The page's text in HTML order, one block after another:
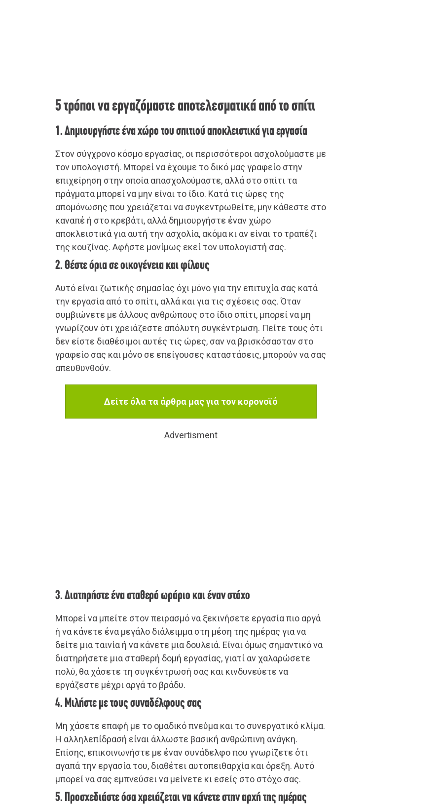
5 τρόποι να εργαζόμαστε αποτελεσματικά από το σπίτι
1. Δημιουργήστε ένα χώρο του σπιτιού αποκλειστικά για εργασία
Στον σύγχρονο κόσμο εργασίας, οι περισσότεροι ασχολούμαστε με
τον υπολογιστή. Μπορεί να έχουμε το δικό μας γραφείο στην
επιχείρηση στην οποία απασχολούμαστε, αλλά στο σπίτι τα
πράγματα μπορεί να μην είναι το ίδιο. Κατά τις ώρες της
απομόνωσης που χρειάζεται να συγκεντρωθείτε, μην κάθεστε στο
καναπέ ή στο κρεβάτι, αλλά δημιουργήστε έναν χώρο
αποκλειστικά για αυτή την ασχολία, ακόμα κι αν είναι το τραπέζι
της κουζίνας. Αφήστε μονίμως εκεί τον υπολογιστή σας.
2. Θέστε όρια σε οικογένεια και φίλους
Αυτό είναι ζωτικής σημασίας όχι μόνο για την επιτυχία σας κατά
την εργασία από το σπίτι, αλλά και για τις σχέσεις σας. Όταν
συμβιώνετε με άλλους ανθρώπους στο ίδιο σπίτι, μπορεί να μη
γνωρίζουν ότι χρειάζεστε απόλυτη συγκέντρωση. Πείτε τους ότι
δεν είστε διαθέσιμοι αυτές τις ώρες, σαν να βρισκόσασταν στο
γραφείο σας και μόνο σε επείγουσες καταστάσεις, μπορούν να σας
απευθυνθούν.
Δείτε όλα τα άρθρα μας για τον κορονοϊό
Advertisment
3. Διατηρήστε ένα σταθερό ωράριο και έναν στόχο
Μπορεί να μπείτε στον πειρασμό να ξεκινήσετε εργασία πιο αργά
ή να κάνετε ένα μεγάλο διάλειμμα στη μέση της ημέρας για να
δείτε μια ταινία ή να κάνετε μια δουλειά. Είναι όμως σημαντικό να
διατηρήσετε μια σταθερή δομή εργασίας, γιατί αν χαλαρώσετε
πολύ, θα χάσετε τη συγκέντρωσή σας και κινδυνεύετε να
εργάζεστε μέχρι αργά το βράδυ.
4. Μιλήστε με τους συναδέλφους σας
Μη χάσετε επαφή με το ομαδικό πνεύμα και το συνεργατικό κλίμα.
Η αλληλεπίδρασή είναι άλλωστε βασική ανθρώπινη ανάγκη.
Επίσης, επικοινωνήστε με έναν συνάδελφο που γνωρίζετε ότι
αγαπά την εργασία του, διαθέτει αυτοπειθαρχία και όρεξη. Αυτό
μπορεί να σας εμπνεύσει να μείνετε κι εσείς στο στόχο σας.
5. Προσχεδιάστε όσα χρειάζεται να κάνετε στην αρχή της ημέρας